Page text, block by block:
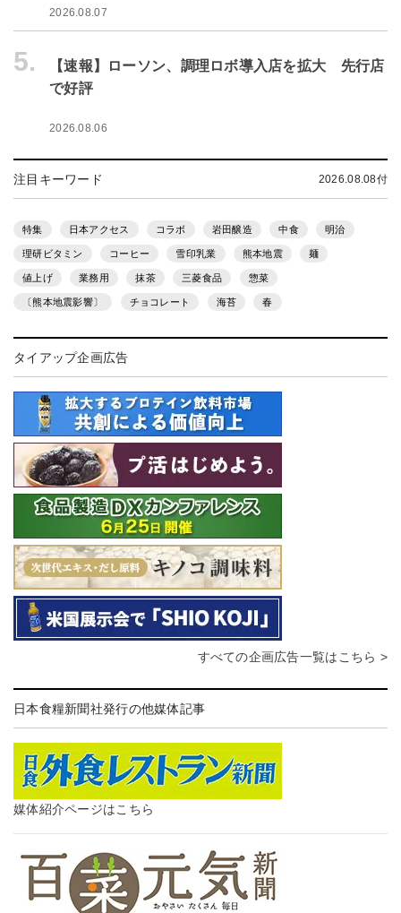
2026.08.07
5.
【速報】ローソン、調理ロボ導入店を拡大 先行店
で好評
2026.08.06
注目キーワード 2026.08.08付
特集 日本アクセス コラボ 岩田醸造 中食 明治
理研ビタミン コーヒー 雪印乳業 熊本地震 麺
値上げ 業務用 抹茶 三菱食品 惣菜
〔熊本地震影響〕 チョコレート 海苔 春
タイアップ企画広告
すべての企画広告一覧はこちら >
日本食糧新聞社発行の他媒体記事
媒体紹介ページはこちら